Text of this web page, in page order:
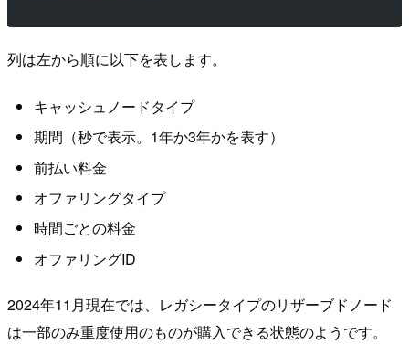
列は左から順に以下を表します。
キャッシュノードタイプ
期間（秒で表示。1年か3年かを表す）
前払い料金
オファリングタイプ
時間ごとの料金
オファリングID
2024年11月現在では、レガシータイプのリザーブドノード
は一部のみ重度使用のものが購入できる状態のようです。